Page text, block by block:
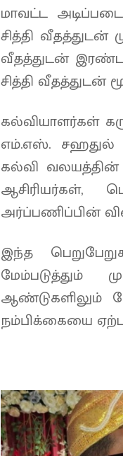
மாவட்ட
சித்தி வீதத்துடன்
வீதத்துடன்
சித்தி வீதத்துடன்
கல்வியாளர்கள்
எம்.எஸ்.
கல்வி
ஆசிரியர்கள்,
அர்ப்பணிப்பின்
இந்த
மேம்படுத்தும்
ஆண்டுகளிலும்
நம்பிக்கையை